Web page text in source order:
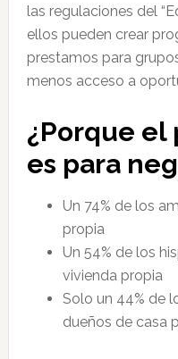
las regulaciones del
ellos pueden crear
prestamos para
menos acceso a
¿Porque el
es para
Un 74% de los
propia
Un 54% de los
vivienda propia
Solo un 44% de
dueños de casa